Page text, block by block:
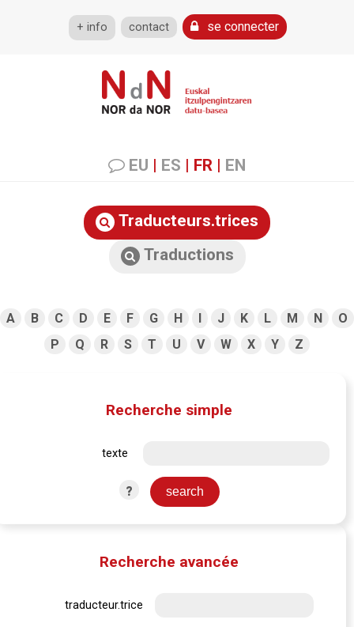
+ info contact se connecter
EU | ES | FR | EN
Traducteurs.trices
Traductions
A B C D E F G H I J K L M N
O
P
Q R S T U V W X Y Z
Recherche simple
texte
?
Recherche avancée
traducteur.trice